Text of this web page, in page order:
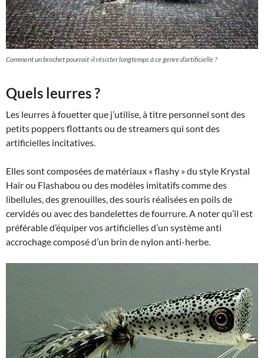
Comment un brochet pourrait-il résister longtemps à ce genre d’artificielle ?
Quels leurres ?
Les leurres à fouetter que j’utilise, à titre personnel sont des
petits poppers flottants ou de streamers qui sont des
artificielles incitatives.
Elles sont composées de matériaux « flashy » du style Krystal
Hair ou Flashabou ou des modèles imitatifs comme des
libellules, des grenouilles, des souris réalisées en poils de
cervidés ou avec des bandelettes de fourrure. A noter qu’il est
préférable d’équiper vos artificielles d’un système anti
accrochage composé d’un brin de nylon anti-herbe.